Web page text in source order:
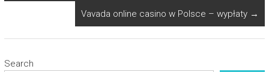
Vavada online casino w Polsce – wypłaty →
Search